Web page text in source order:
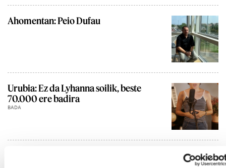
Ahomentan: Peio Dufau
Urubia: Ez da Lyhanna soilik, beste
70.000 ere badira
BADA